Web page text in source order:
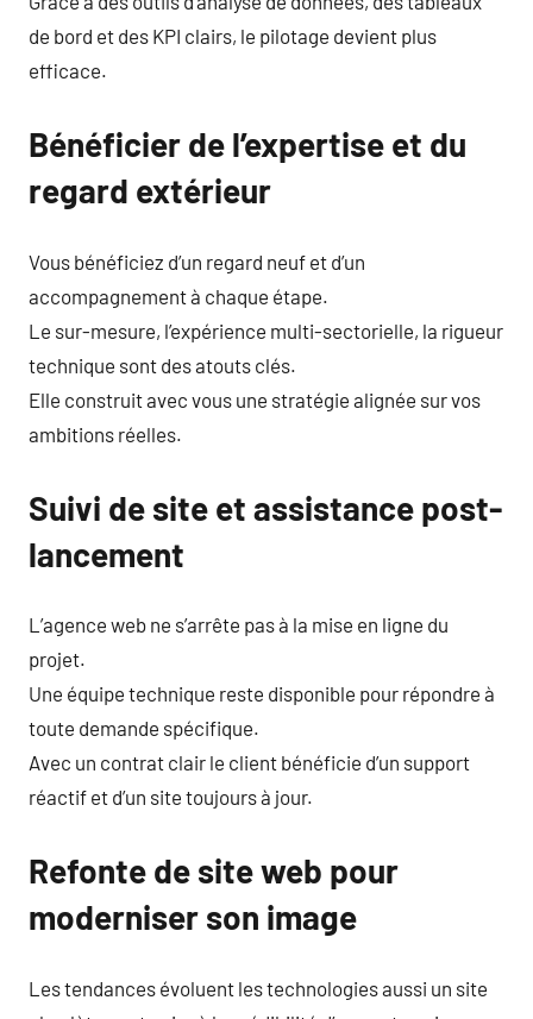
de bord et des KPI clairs, le pilotage devient plus
efficace.
Bénéficier de l’expertise et du
regard extérieur
Vous bénéficiez d’un regard neuf et d’un
accompagnement à chaque étape.
Le sur-mesure, l’expérience multi-sectorielle, la rigueur
technique sont des atouts clés.
Elle construit avec vous une stratégie alignée sur vos
ambitions réelles.
Suivi de site et assistance post-
lancement
L’agence web ne s’arrête pas à la mise en ligne du
projet.
Une équipe technique reste disponible pour répondre à
toute demande spécifique.
Avec un contrat clair le client bénéficie d’un support
réactif et d’un site toujours à jour.
Refonte de site web pour
moderniser son image
Les tendances évoluent les technologies aussi un site